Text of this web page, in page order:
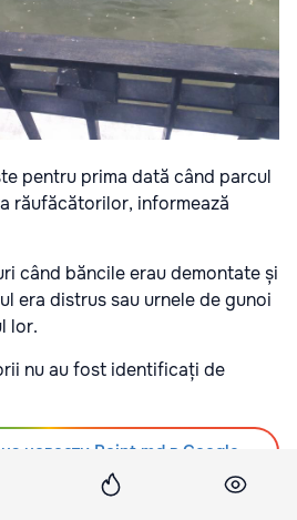
pentru prima dată când parcul
răufăcătorilor, informează
când băncile erau demontate și
era distrus sau urnele de gunoi
lor.
nu au fost identificați de
новости Point.md в Google